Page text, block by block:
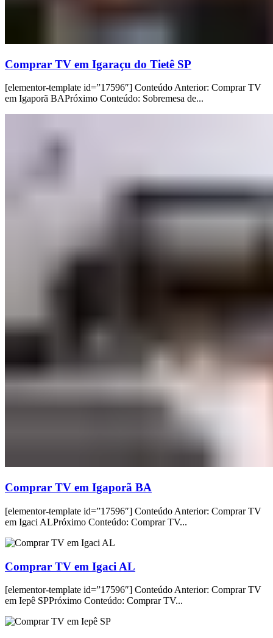
Comprar TV em Igaraçu do Tietê SP
[elementor-template id=”17596″] Conteúdo Anterior: Comprar TV
em Igaporã BAPróximo Conteúdo: Sobremesa de...
Comprar TV em Igaporã BA
[elementor-template id=”17596″] Conteúdo Anterior: Comprar TV
em Igaci ALPróximo Conteúdo: Comprar TV...
Comprar TV em Igaci AL
[elementor-template id=”17596″] Conteúdo Anterior: Comprar TV
em Iepê SPPróximo Conteúdo: Comprar TV...